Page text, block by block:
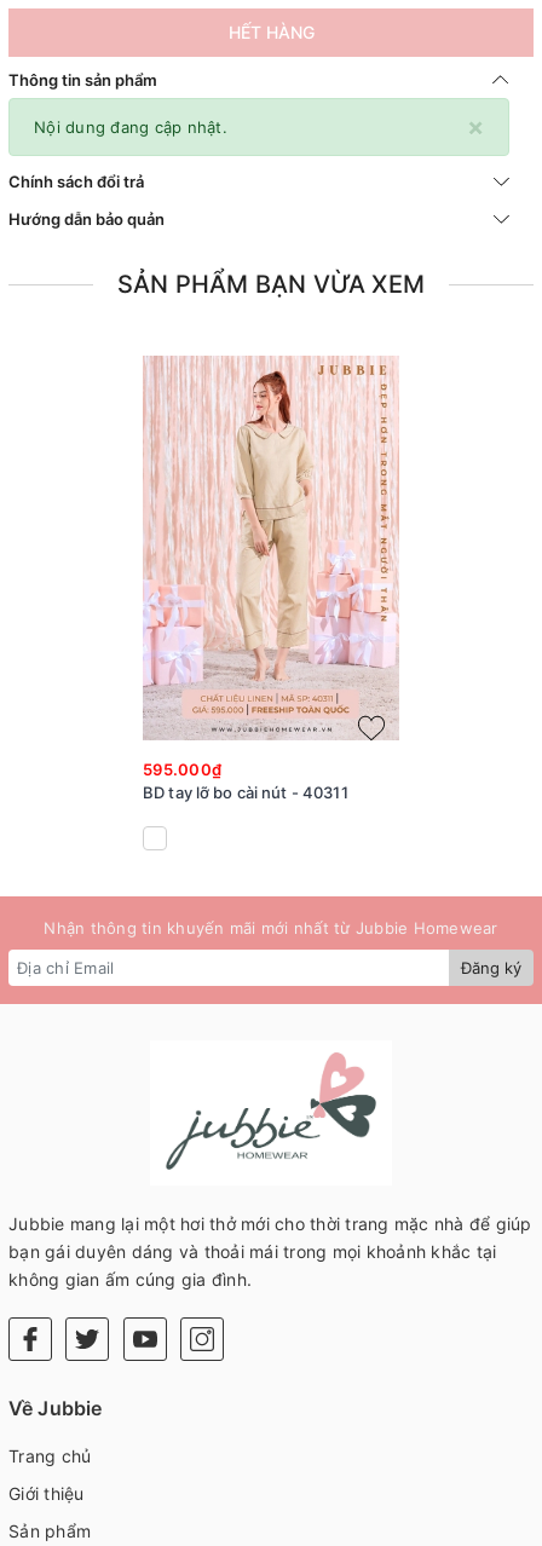
HẾT HÀNG
Thông tin sản phẩm
×
Nội dung đang cập nhật.
Chính sách đổi trả
Hướng dẫn bảo quản
SẢN PHẨM BẠN VỪA XEM
595.000₫
BD tay lỡ bo cài nút - 40311
Nhận thông tin khuyến mãi mới nhất từ Jubbie Homewear
Đăng ký
Jubbie mang lại một hơi thở mới cho thời trang mặc nhà để giúp
bạn gái duyên dáng và thoải mái trong mọi khoảnh khắc tại
không gian ấm cúng gia đình.
Về Jubbie
Trang chủ
Giới thiệu
Sản phẩm